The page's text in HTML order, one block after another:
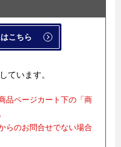
こちら
ています。
品ページカート下の「商
らのお問合せでない場合